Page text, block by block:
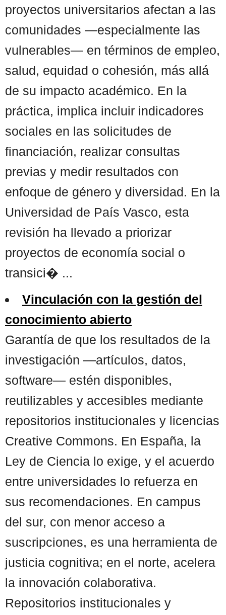
proyectos universitarios afectan a las
comunidades —especialmente las
vulnerables— en términos de empleo,
salud, equidad o cohesión, más allá
de su impacto académico. En la
práctica, implica incluir indicadores
sociales en las solicitudes de
financiación, realizar consultas
previas y medir resultados con
enfoque de género y diversidad. En la
Universidad de País Vasco, esta
revisión ha llevado a priorizar
proyectos de economía social o
transici� ...
Vinculación con la gestión del
conocimiento abierto
Garantía de que los resultados de la
investigación —artículos, datos,
software— estén disponibles,
reutilizables y accesibles mediante
repositorios institucionales y licencias
Creative Commons. En España, la
Ley de Ciencia lo exige, y el acuerdo
entre universidades lo refuerza en
sus recomendaciones. En campus
del sur, con menor acceso a
suscripciones, es una herramienta de
justicia cognitiva; en el norte, acelera
la innovación colaborativa.
Repositorios institucionales y